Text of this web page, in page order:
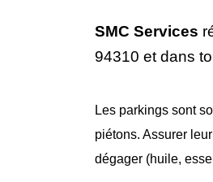
SMC Services
94310 et dans
Les parkings sont
piétons. Assurer
dégager (huile,